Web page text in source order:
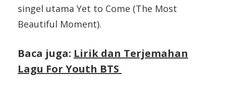
singel utama Yet to Come (The Most
Beautiful Moment).
Baca juga: Lirik dan Terjemahan
Lagu For Youth BTS